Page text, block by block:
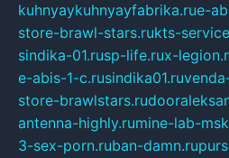
kuhnyaykuhnyayfabrika.rue-
store-brawl-stars.rukts-
sindika-01.rusp-life.rux-
e-abis-1-c.rusindika01.ru
store-brawlstars.ru
antenna-highly.rumine-lab-
3-sex-porn.ruban-damn.ru